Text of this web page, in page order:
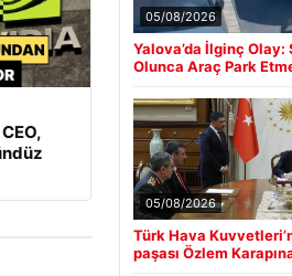
05/08/2026
Yalova’da İlginç Olay:
Olunca Araç Park
05/08/2026
Türk Hava
paşası Özlem